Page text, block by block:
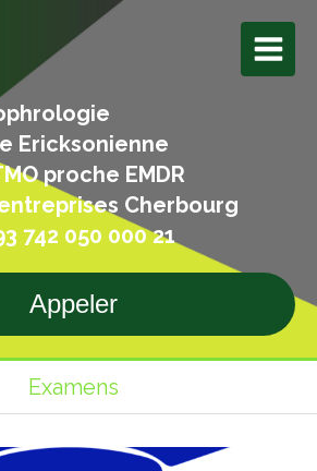
Ericksonienne
proche EMDR
Cherbourg
742 050 000 21
Appeler
Examens